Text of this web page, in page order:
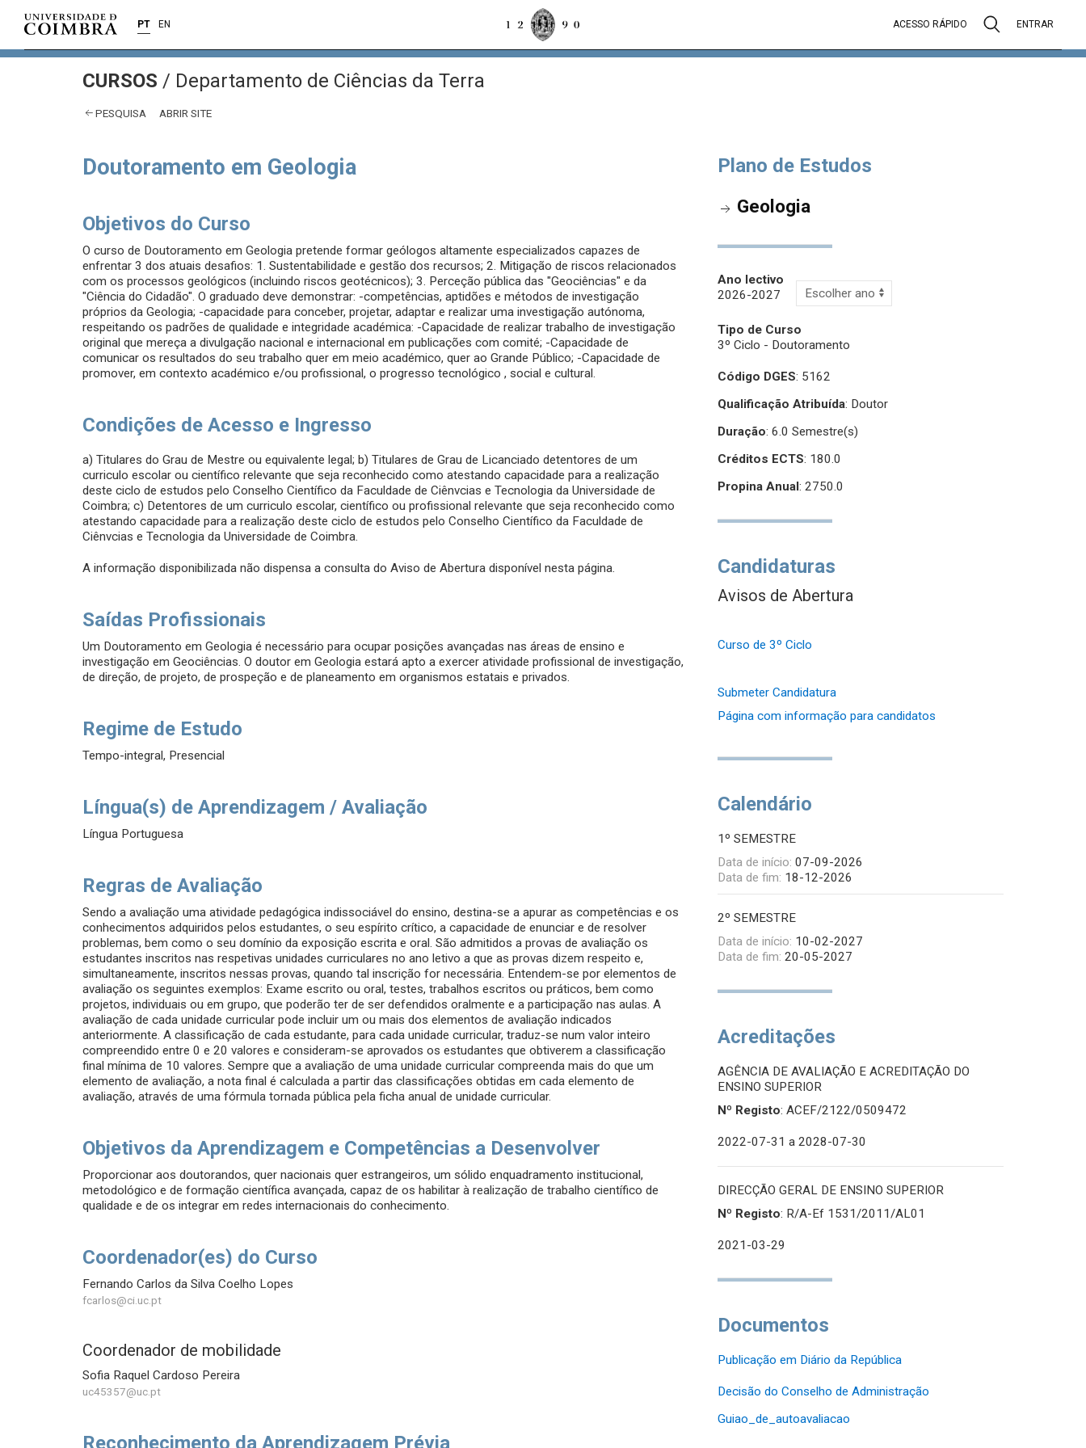
PT EN ACESSO RÁPIDO ENTRAR
CURSOS / Departamento de Ciências da Terra
PESQUISA ABRIR SITE
Doutoramento em Geologia
Objetivos do Curso
O curso de Doutoramento em Geologia pretende formar geólogos altamente especializados capazes de
enfrentar 3 dos atuais desafios: 1. Sustentabilidade e gestão dos recursos; 2. Mitigação de riscos relacionados
com os processos geológicos (incluindo riscos geotécnicos); 3. Perceção pública das "Geociências" e da
"Ciência do Cidadão". O graduado deve demonstrar: -competências, aptidões e métodos de investigação
próprios da Geologia; -capacidade para conceber, projetar, adaptar e realizar uma investigação autónoma,
respeitando os padrões de qualidade e integridade académica: -Capacidade de realizar trabalho de investigação
original que mereça a divulgação nacional e internacional em publicações com comité; -Capacidade de
comunicar os resultados do seu trabalho quer em meio académico, quer ao Grande Público; -Capacidade de
promover, em contexto académico e/ou profissional, o progresso tecnológico , social e cultural.
Condições de Acesso e Ingresso
a) Titulares do Grau de Mestre ou equivalente legal; b) Titulares de Grau de Licanciado detentores de um
curriculo escolar ou científico relevante que seja reconhecido como atestando capacidade para a realização
deste ciclo de estudos pelo Conselho Científico da Faculdade de Ciênvcias e Tecnologia da Universidade de
Coimbra; c) Detentores de um curriculo escolar, científico ou profissional relevante que seja reconhecido como
atestando capacidade para a realização deste ciclo de estudos pelo Conselho Científico da Faculdade de
Ciênvcias e Tecnologia da Universidade de Coimbra.
A informação disponibilizada não dispensa a consulta do Aviso de Abertura disponível nesta página.
Saídas Profissionais
Um Doutoramento em Geologia é necessário para ocupar posições avançadas nas áreas de ensino e
investigação em Geociências. O doutor em Geologia estará apto a exercer atividade profissional de investigação,
de direção, de projeto, de prospeção e de planeamento em organismos estatais e privados.
Regime de Estudo
Tempo-integral, Presencial
Língua(s) de Aprendizagem / Avaliação
Língua Portuguesa
Regras de Avaliação
Sendo a avaliação uma atividade pedagógica indissociável do ensino, destina-se a apurar as competências e os
conhecimentos adquiridos pelos estudantes, o seu espírito crítico, a capacidade de enunciar e de resolver
problemas, bem como o seu domínio da exposição escrita e oral. São admitidos a provas de avaliação os
estudantes inscritos nas respetivas unidades curriculares no ano letivo a que as provas dizem respeito e,
simultaneamente, inscritos nessas provas, quando tal inscrição for necessária. Entendem-se por elementos de
avaliação os seguintes exemplos: Exame escrito ou oral, testes, trabalhos escritos ou práticos, bem como
projetos, individuais ou em grupo, que poderão ter de ser defendidos oralmente e a participação nas aulas. A
avaliação de cada unidade curricular pode incluir um ou mais dos elementos de avaliação indicados
anteriormente. A classificação de cada estudante, para cada unidade curricular, traduz-se num valor inteiro
compreendido entre 0 e 20 valores e consideram-se aprovados os estudantes que obtiverem a classificação
final mínima de 10 valores. Sempre que a avaliação de uma unidade curricular compreenda mais do que um
elemento de avaliação, a nota final é calculada a partir das classificações obtidas em cada elemento de
avaliação, através de uma fórmula tornada pública pela ficha anual de unidade curricular.
Objetivos da Aprendizagem e Competências a Desenvolver
Proporcionar aos doutorandos, quer nacionais quer estrangeiros, um sólido enquadramento institucional,
metodológico e de formação científica avançada, capaz de os habilitar à realização de trabalho científico de
qualidade e de os integrar em redes internacionais do conhecimento.
Coordenador(es) do Curso
Fernando Carlos da Silva Coelho Lopes
fcarlos@ci.uc.pt
Coordenador de mobilidade
Sofia Raquel Cardoso Pereira
uc45357@uc.pt
Reconhecimento da Aprendizagem Prévia
Plano de Estudos
Geologia
Ano lectivo
2026-2027
Tipo de Curso
3º Ciclo - Doutoramento
Código DGES: 5162
Qualificação Atribuída: Doutor
Duração: 6.0 Semestre(s)
Créditos ECTS: 180.0
Propina Anual: 2750.0
Candidaturas
Avisos de Abertura
Curso de 3º Ciclo
Submeter Candidatura
Página com informação para candidatos
Calendário
1º SEMESTRE
Data de início: 07-09-2026
Data de fim: 18-12-2026
2º SEMESTRE
Data de início: 10-02-2027
Data de fim: 20-05-2027
Acreditações
AGÊNCIA DE AVALIAÇÃO E ACREDITAÇÃO DO
ENSINO SUPERIOR
Nº Registo: ACEF/2122/0509472
2022-07-31a 2028-07-30
DIRECÇÃO GERAL DE ENSINO SUPERIOR
Nº Registo: R/A-Ef 1531/2011/AL01
2021-03-29
Documentos
Publicação em Diário da República
Decisão do Conselho de Administração
Guiao_de_autoavaliacao